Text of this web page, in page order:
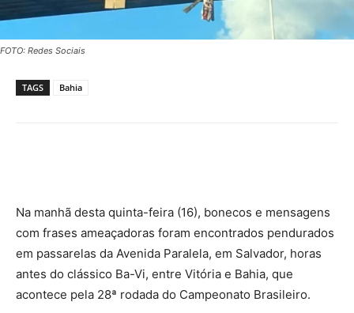
FOTO: Redes Sociais
TAGS Bahia
Na manhã desta quinta-feira (16), bonecos e mensagens
com frases ameaçadoras foram encontrados pendurados
em passarelas da Avenida Paralela, em Salvador, horas
antes do clássico Ba-Vi, entre Vitória e Bahia, que
acontece pela 28ª rodada do Campeonato Brasileiro.